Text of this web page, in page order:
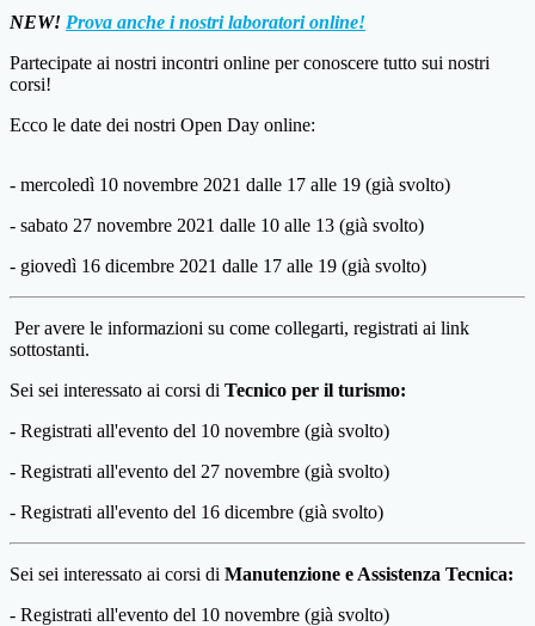
NEW! Prova anche i nostri laboratori online!
Partecipate ai nostri incontri online per conoscere tutto sui nostri
corsi!
Ecco le date dei nostri Open Day online:
- mercoledì 10 novembre 2021 dalle 17 alle 19 (già svolto)
- sabato 27 novembre 2021 dalle 10 alle 13 (già svolto)
- giovedì 16 dicembre 2021 dalle 17 alle 19 (già svolto)
Per avere le informazioni su come collegarti, registrati ai link
sottostanti.
Sei sei interessato ai corsi di Tecnico per il turismo:
- Registrati all'evento del 10 novembre (già svolto)
- Registrati all'evento del 27 novembre (già svolto)
- Registrati all'evento del 16 dicembre (già svolto)
Sei sei interessato ai corsi di Manutenzione e Assistenza Tecnica:
- Registrati all'evento del 10 novembre (già svolto)